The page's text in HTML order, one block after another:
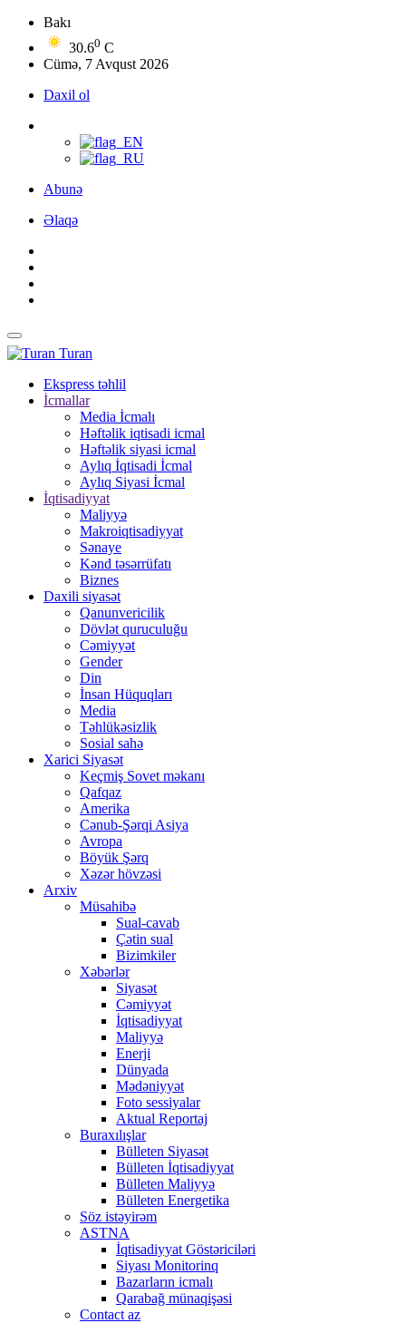
Bakı
30.60 C
Cümə, 7 Avqust 2026
Daxil ol
Abunə
Əlaqə
Turan
Ekspress təhlil
İcmallar
Media İcmalı
Həftəlik iqtisadi icmal
Həftəlik siyasi icmal
Aylıq İqtisadi İcmal
Aylıq Siyasi İcmal
İqtisadiyyat
Maliyyə
Makroiqtisadiyyat
Sənaye
Kənd təsərrüfatı
Biznes
Daxili siyasət
Qanunvericilik
Dövlət quruculuğu
Cəmiyyət
Gender
Din
İnsan Hüquqları
Media
Təhlükəsizlik
Sosial sahə
Xarici Siyasət
Keçmiş Sovet məkanı
Qafqaz
Amerika
Cənub-Şərqi Asiya
Avropa
Böyük Şərq
Xəzər hövzəsi
Arxiv
Müsahibə
Sual-cavab
Çətin sual
Bizimkiler
Xəbərlər
Siyasət
Cəmiyyət
İqtisadiyyat
Maliyyə
Enerji
Dünyada
Mədəniyyət
Foto sessiyalar
Aktual Reportaj
Buraxılışlar
Bülleten Siyasət
Bülleten İqtisadiyyat
Bülleten Maliyyə
Bülleten Energetika
Söz istəyirəm
ASTNA
İqtisadiyyat Göstəriciləri
Siyası Monitorinq
Bazarların icmalı
Qarabağ münaqişəsi
Contact az